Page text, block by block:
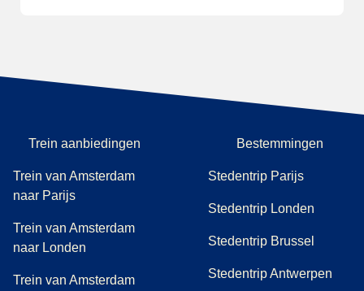
Trein aanbiedingen
Trein van Amsterdam
naar Parijs
Trein van Amsterdam
naar Londen
Trein van Amsterdam
Bestemmingen
Stedentrip Parijs
Stedentrip Londen
Stedentrip Brussel
Stedentrip Antwerpen